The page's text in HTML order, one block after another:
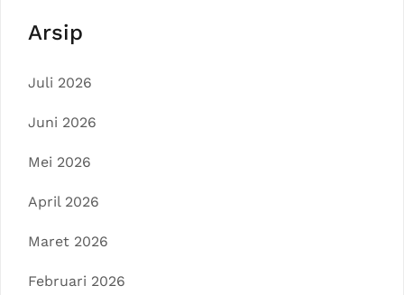
Arsip
Juli 2026
Juni 2026
Mei 2026
April 2026
Maret 2026
Februari 2026